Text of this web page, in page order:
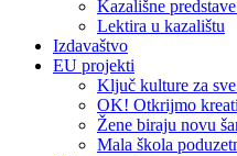
Kazališne
Lektira u kazalištu
Izdavaštvo
EU projekti
Ključ kulture za
OK! Otkrijmo
Žene biraju novu
Mala škola